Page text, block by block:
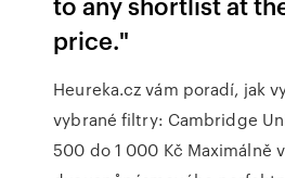
price."
Heureka.cz vám poradí, jak
vybrané filtry: Cambridge
500 do 1 000 Kč Maximálně